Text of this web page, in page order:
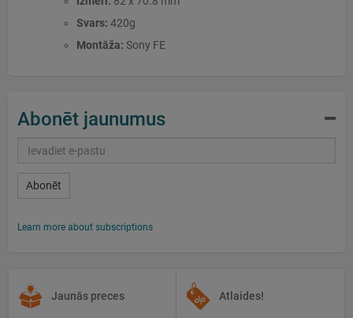
Svars: 420g
Montāža: Sony FE
Abonēt jaunumus
Abonēt
Learn more about subscriptions
Jaunās preces Atlaides!